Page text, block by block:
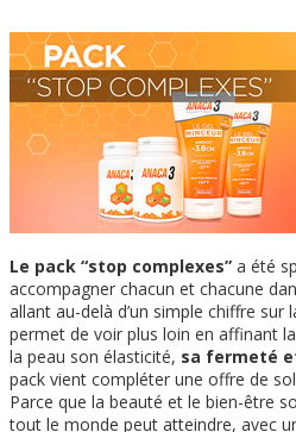
Le pack “stop complexes” a été
accompagner chacun et chacune
allant au-delà d’un simple chiffre sur
permet de voir plus loin en affinant
la peau son élasticité, sa fermeté
pack vient compléter une offre de
Parce que la beauté et le bien-être
tout le monde peut atteindre, avec